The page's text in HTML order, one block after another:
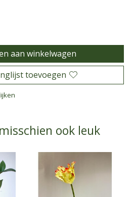
aan winkelwagen
toevoegen
ook leuk